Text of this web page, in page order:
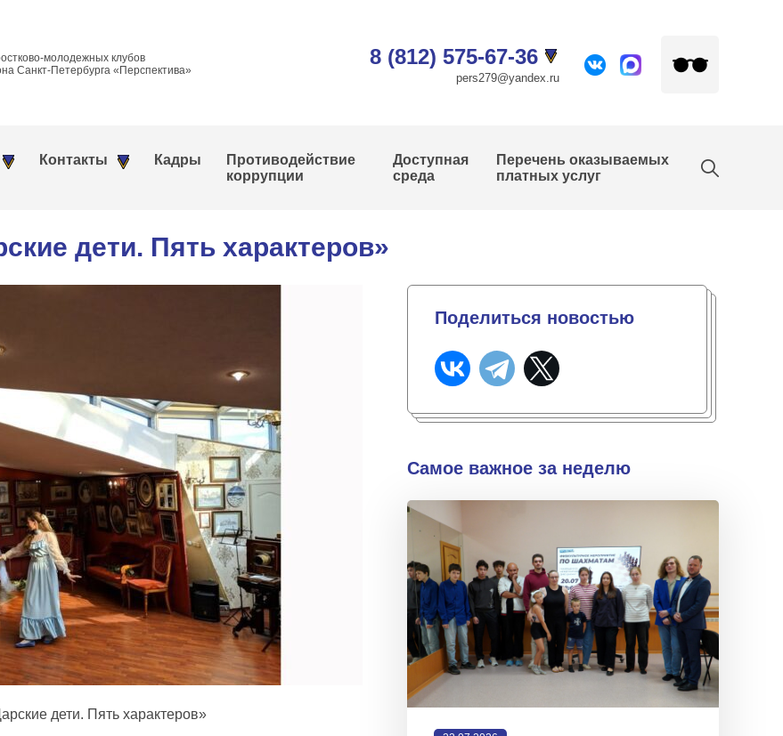
молодежных клубов
Санкт-Петербурга «Перспектива»
8 (812) 575-67-36
pers279@yandex.ru
Контакты Кадры
Противодействие
коррупции
Доступная
среда
Перечень оказываемых
платных услуг
дети. Пять характеров»
дети. Пять характеров»
Поделиться новостью
Самое важное за неделю